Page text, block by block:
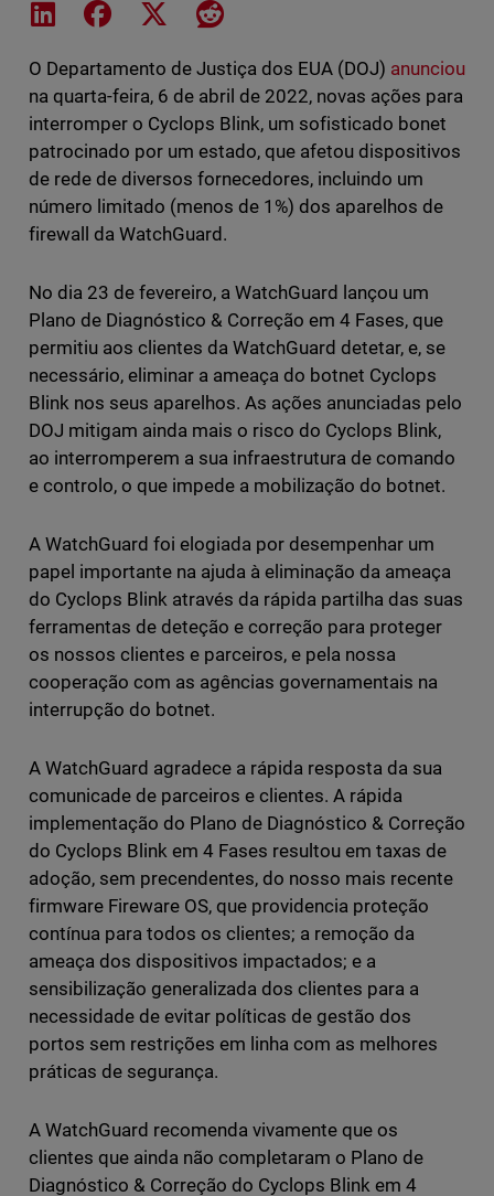
Share on LinkedIn
Share on Facebook
Share on XShare on Reddit
O Departamento de Justiça dos EUA (DOJ) anunciou
na quarta-feira, 6 de abril de 2022, novas ações para
interromper o Cyclops Blink, um sofisticado bonet
patrocinado por um estado, que afetou dispositivos
de rede de diversos fornecedores, incluindo um
número limitado (menos de 1%) dos aparelhos de
firewall da WatchGuard.
No dia 23 de fevereiro, a WatchGuard lançou um
Plano de Diagnóstico & Correção em 4 Fases, que
permitiu aos clientes da WatchGuard detetar, e, se
necessário, eliminar a ameaça do botnet Cyclops
Blink nos seus aparelhos. As ações anunciadas pelo
DOJ mitigam ainda mais o risco do Cyclops Blink,
ao interromperem a sua infraestrutura de comando
e controlo, o que impede a mobilização do botnet.
A WatchGuard foi elogiada por desempenhar um
papel importante na ajuda à eliminação da ameaça
do Cyclops Blink através da rápida partilha das suas
ferramentas de deteção e correção para proteger
os nossos clientes e parceiros, e pela nossa
cooperação com as agências governamentais na
interrupção do botnet.
A WatchGuard agradece a rápida resposta da sua
comunicade de parceiros e clientes. A rápida
implementação do Plano de Diagnóstico & Correção
do Cyclops Blink em 4 Fases resultou em taxas de
adoção, sem precendentes, do nosso mais recente
firmware Fireware OS, que providencia proteção
contínua para todos os clientes; a remoção da
ameaça dos dispositivos impactados; e a
sensibilização generalizada dos clientes para a
necessidade de evitar políticas de gestão dos
portos sem restrições em linha com as melhores
práticas de segurança.
A WatchGuard recomenda vivamente que os
clientes que ainda não completaram o Plano de
Diagnóstico & Correção do Cyclops Blink em 4